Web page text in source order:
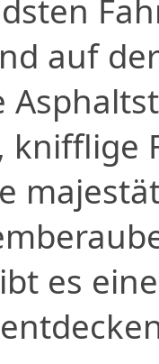
auf
knifflige
es